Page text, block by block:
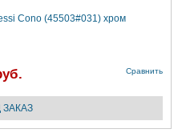
Cono (45503#031) хром
Сравнить